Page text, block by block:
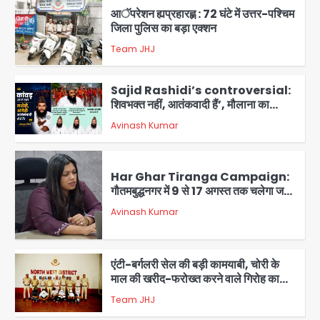
4
आॅपरेशन ह्यप्रहारह्ण : 72 घंटे में उत्तर-पश्चिम
जिला पुलिस का बड़ा एक्शन
Team JHJ
5
Sajid Rashidi’s controversial:
शिवभक्त नहीं, आतंकवादी हैं’, मौलाना का
कांवड़ियों पर विवादित बयान, BJP विधायक ने
कराई FIR, NSA की मांग
Avinash Kumar
1
Har Ghar Tiranga Campaign:
गौतमबुद्धनगर में 9 से 17 अगस्त तक चलेगा जन-
जागरूकता महाअभियान, डीएम ने की समीक्षा
बैठक
Avinash Kumar
2
एंटी-बर्गलरी सेल की बड़ी कामयाबी, चोरी के
माल की खरीद-फरोख्त करने वाले गिरोह का
भंडाफोड़
Team JHJ